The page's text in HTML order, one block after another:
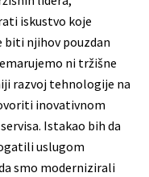
iskustvo koje
biti njihov pouzdan
ni tržišne
razvoj tehnologije na
inovativnom
Istakao bih da
uslugom
smo modernizirali